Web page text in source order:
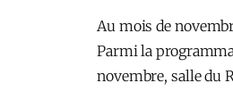
Au mois de
Parmi la
novembre, salle du